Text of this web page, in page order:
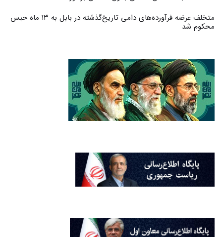
متخلف عرضه فرآورده‌های دامی تاریخ‌گذشته در بابل به ۱۳ ماه حبس
محکوم شد